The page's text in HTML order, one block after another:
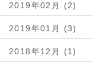
2019年02月 (2)
2019年01月 (3)
2018年12月 (1)